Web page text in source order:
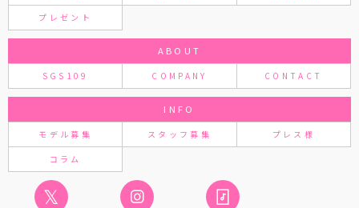
プレゼント
ABOUT
SGS109 COMPANY CONTACT
INFO
モデル募集 スタッフ募集 プレス様
コラム
𝕏